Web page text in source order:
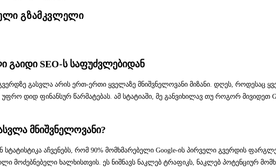
გზამკვლელი
გაიდი SEO-ს საფუძვლებიდან
გასვლა არის ერთ-ერთი ყველაზე მნიშვნელოვანი მიზანი. დღეს, როდესაც
უფრო დიდ ფინანსურ წარმატებას. ამ სტატიაში, მე განვიხილავ თუ როგორ
მნიშვნელოვანი?
აჩვენებს, რომ 90% მომხმარებელი Google-ის პირველი გვერდის
მოძებნებელი ხალხისთვის. ეს ნიშნავს ნაკლებ ტრაფიკს, ნაკლებ პოტენციურ